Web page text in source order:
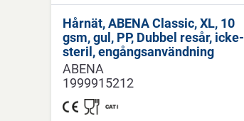
Hårnät, ABENA Classic, XL, 10
gsm, gul, PP, Dubbel resår, icke-
steril, engångsanvändning
ABENA
1999915212